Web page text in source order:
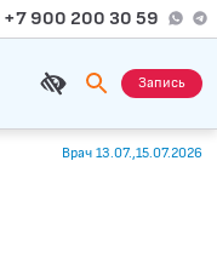
+7 900 200 30 59
Запись
Врач 13.07.,15.07.2026